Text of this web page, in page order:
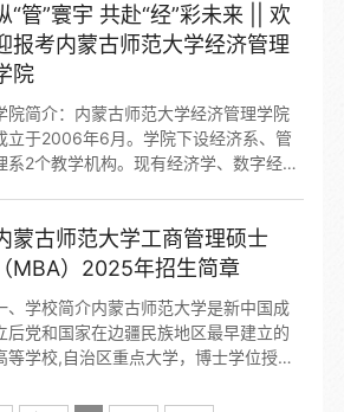
招生信息与报考指导。本次招生宣传活
，3位教师深入鄂尔多斯市蒙古族中学、
尔多斯市衡水中学、鄂尔多斯市景泰中
，通过举办招生宣讲会、招生座谈会、
入填报志愿现场等多种形式，与考生及
长进行面对面交流。宣讲会上，教师们
细介绍了内蒙古师范大学的办学历史、...
“管”寰宇 共赴“经”彩未来 || 欢
报考内蒙古师范大学经济管理
院
院简介：内蒙古师范大学经济管理学院
立于2006年6月。学院下设经济系、管
系2个教学机构。现有经济学、数字经
业建设点，人力资源管理专业为自治区
级一流本科专业点。现有3门自治区精品课
区一流虚拟仿真实验课程，1项自治区教
成果奖，1个自治区级教学团队。1981年
批政治经济学硕士学位授权点，是国内
蒙古师范大学工商管理硕士
（MBA）2025年招生简章
、学校简介内蒙古师范大学是新中国成
后党和国家在边疆民族地区最早建立的
等学校,自治区重点大学，博士学位授予
校现有博士学位授权一级学科8个，博士